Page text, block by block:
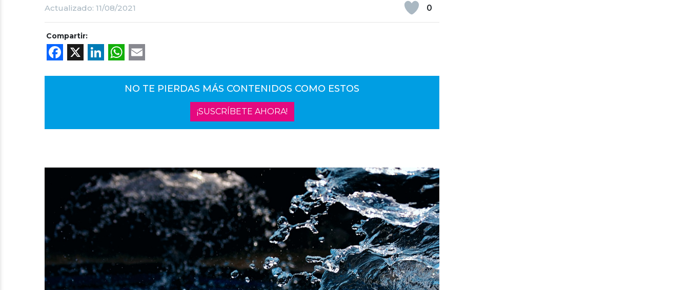
0
Actualizado: 11/08/2021
Compartir:
Facebook
X LinkedIn
WhatsApp
NO TE PIERDAS MÁS CONTENIDOS COMO ESTOS
¡SUSCRÍBETE AHORA!